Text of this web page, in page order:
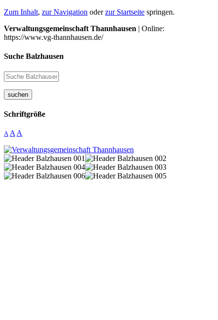
Zum Inhalt, zur Navigation oderzur Startseite springen.
Verwaltungsgemeinschaft Thannhausen | Online:
https://www.vg-thannhausen.de/
Suche Balzhausen
suchen
Schriftgröße
A A A